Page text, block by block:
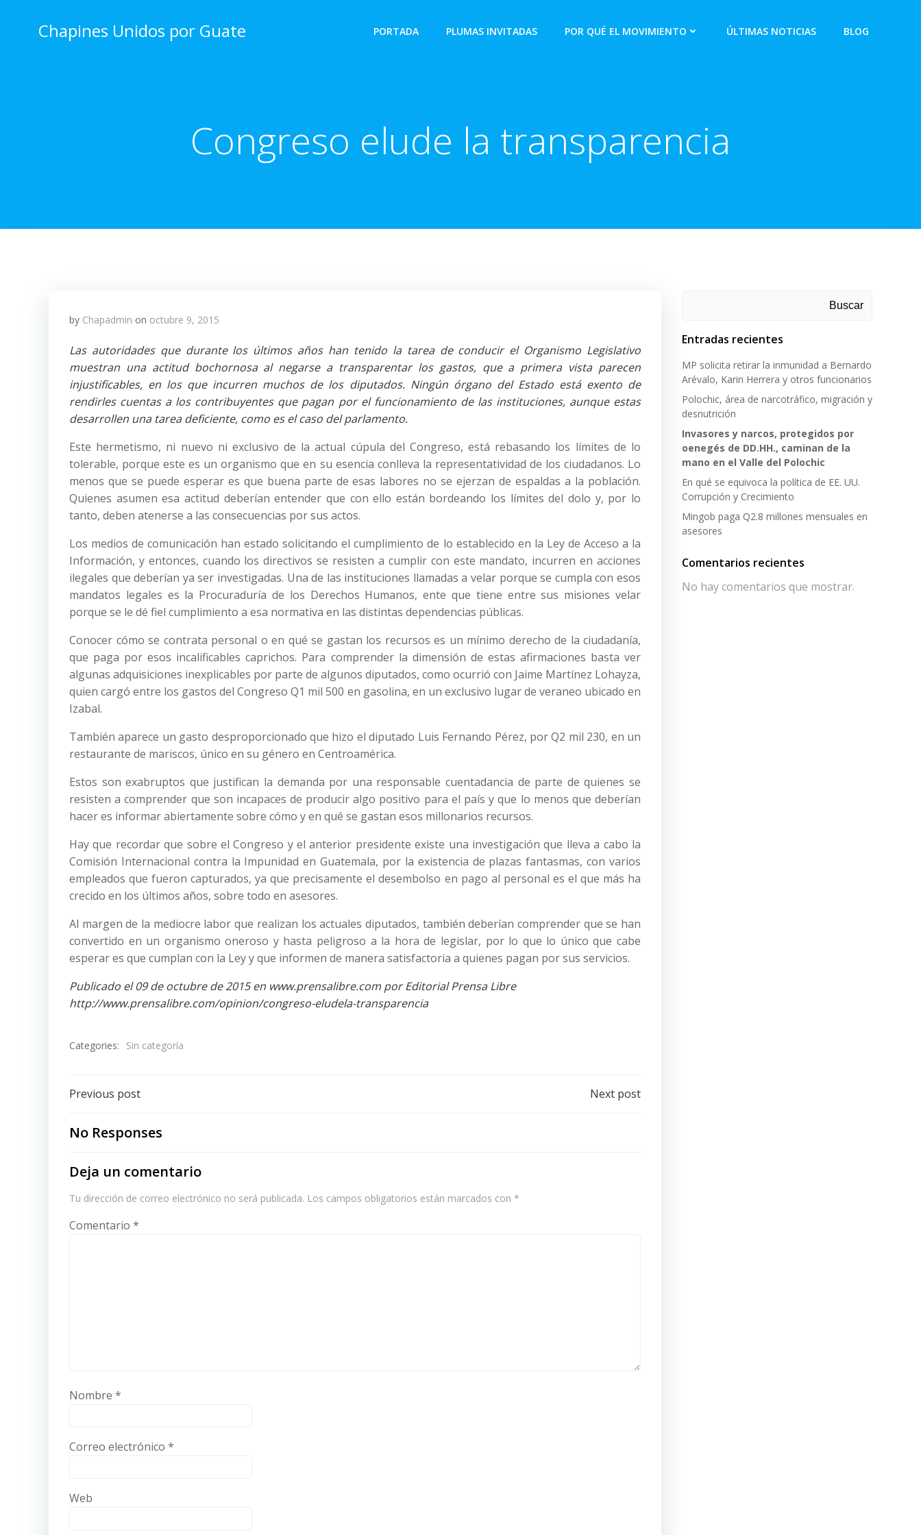
Chapines Unidos por Guate PORTADA PLUMAS INVITADAS POR QUÉ EL MOVIMIENTO ÚLTIMAS NOTICIAS BLOG
Congreso elude la transparencia
by Chapadmin on octubre 9, 2015
Las autoridades que durante los últimos años han tenido la tarea de conducir el Organismo Legislativo
muestran una actitud bochornosa al negarse a transparentar los gastos, que a primera vista parecen
injustificables, en los que incurren muchos de los diputados. Ningún órgano del Estado está exento de
rendirles cuentas a los contribuyentes que pagan por el funcionamiento de las instituciones, aunque estas
desarrollen una tarea deficiente, como es el caso del parlamento.
Este hermetismo, ni nuevo ni exclusivo de la actual cúpula del Congreso, está rebasando los límites de lo
tolerable, porque este es un organismo que en su esencia conlleva la representatividad de los ciudadanos. Lo
menos que se puede esperar es que buena parte de esas labores no se ejerzan de espaldas a la población.
Quienes asumen esa actitud deberían entender que con ello están bordeando los límites del dolo y, por lo
tanto, deben atenerse a las consecuencias por sus actos.
Los medios de comunicación han estado solicitando el cumplimiento de lo establecido en la Ley de Acceso a la
Información, y entonces, cuando los directivos se resisten a cumplir con este mandato, incurren en acciones
ilegales que deberían ya ser investigadas. Una de las instituciones llamadas a velar porque se cumpla con esos
mandatos legales es la Procuraduría de los Derechos Humanos, ente que tiene entre sus misiones velar
porque se le dé fiel cumplimiento a esa normativa en las distintas dependencias públicas.
Conocer cómo se contrata personal o en qué se gastan los recursos es un mínimo derecho de la ciudadanía,
que paga por esos incalificables caprichos. Para comprender la dimensión de estas afirmaciones basta ver
algunas adquisiciones inexplicables por parte de algunos diputados, como ocurrió con Jaime Martínez Lohayza,
quien cargó entre los gastos del Congreso Q1 mil 500 en gasolina, en un exclusivo lugar de veraneo ubicado en
Izabal.
También aparece un gasto desproporcionado que hizo el diputado Luis Fernando Pérez, por Q2 mil 230, en un
restaurante de mariscos, único en su género en Centroamérica.
Estos son exabruptos que justifican la demanda por una responsable cuentadancia de parte de quienes se
resisten a comprender que son incapaces de producir algo positivo para el país y que lo menos que deberían
hacer es informar abiertamente sobre cómo y en qué se gastan esos millonarios recursos.
Hay que recordar que sobre el Congreso y el anterior presidente existe una investigación que lleva a cabo la
Comisión Internacional contra la Impunidad en Guatemala, por la existencia de plazas fantasmas, con varios
empleados que fueron capturados, ya que precisamente el desembolso en pago al personal es el que más ha
crecido en los últimos años, sobre todo en asesores.
Al margen de la mediocre labor que realizan los actuales diputados, también deberían comprender que se han
convertido en un organismo oneroso y hasta peligroso a la hora de legislar, por lo que lo único que cabe
esperar es que cumplan con la Ley y que informen de manera satisfactoria a quienes pagan por sus servicios.
Publicado el 09 de octubre de 2015 en www.prensalibre.com por Editorial Prensa Libre
http://www.prensalibre.com/opinion/congreso-eludela-transparencia
Categories: Sin categoría
Post
navigation
Previous post Next post
No Responses
Deja un comentario
Tu dirección de correo electrónico no será publicada. Los campos obligatorios están marcados con *
Comentario *
Nombre *
Correo electrónico *
Web
Buscar
Entradas recientes
MP solicita retirar la inmunidad a Bernardo
Arévalo, Karin Herrera y otros funcionarios
Polochic, área de narcotráfico, migración y
desnutrición
Invasores y narcos, protegidos por
oenegés de DD.HH., caminan de la
mano en el Valle del Polochic
En qué se equivoca la política de EE. UU.
Corrupción y Crecimiento
Mingob paga Q2.8 millones mensuales en
asesores
Comentarios recientes
No hay comentarios que mostrar.